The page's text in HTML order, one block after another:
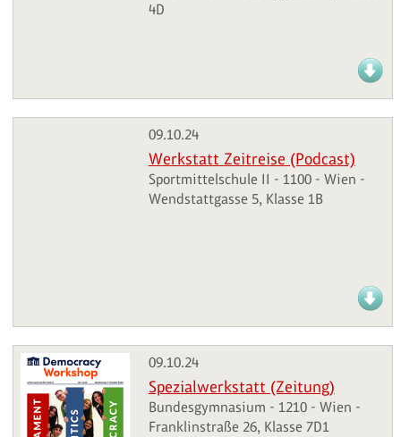
4D
09.10.24
Werkstatt Zeitreise (Podcast)
Sportmittelschule II - 1100 - Wien -
Wendstattgasse 5, Klasse 1B
09.10.24
Spezialwerkstatt (Zeitung)
Bundesgymnasium - 1210 - Wien -
Franklinstraße 26, Klasse 7D1